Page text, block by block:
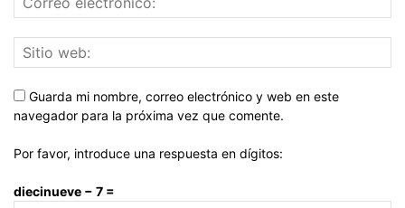
Guarda mi nombre, correo electrónico y web en este
navegador para la próxima vez que comente.
Por favor, introduce una respuesta en dígitos:
diecinueve − 7 =